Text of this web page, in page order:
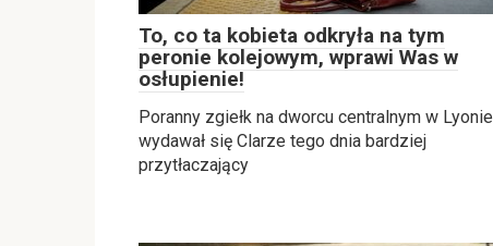
To, co ta kobieta odkryła na tym
peronie kolejowym, wprawi Was w
osłupienie!
Poranny zgiełk na dworcu centralnym w Lyonie
wydawał się Clarze tego dnia bardziej
przytłaczający